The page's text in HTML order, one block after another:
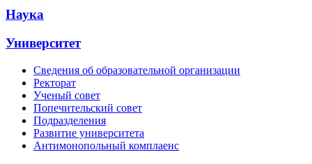
Наука
Университет
Сведения об образовательной организации
Ректорат
Ученый совет
Попечительский совет
Подразделения
Развитие университета
Антимонопольный комплаенс